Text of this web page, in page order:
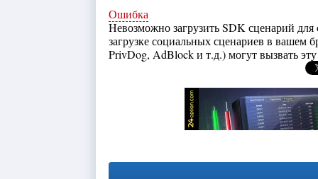
Ошибка
Невозможно загрузить SDK сценарий
загрузке социальных сценариев в вашем
PrivDog, AdBlock и т.д.) могут вызвать